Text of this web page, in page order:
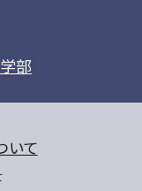
部
いて